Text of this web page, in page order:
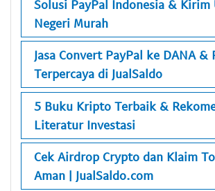
Solusi PayPal Indonesia & Kirim
Negeri Murah
Jasa Convert PayPal ke DANA &
Terpercaya di JualSaldo
5 Buku Kripto Terbaik &
Literatur Investasi
Cek Airdrop Crypto dan Klaim
Aman | JualSaldo.com